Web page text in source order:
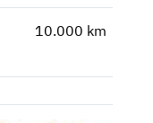
10.000 km